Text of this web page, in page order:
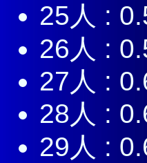
25人 :
26人 :
27人 :
28人 :
29人 :